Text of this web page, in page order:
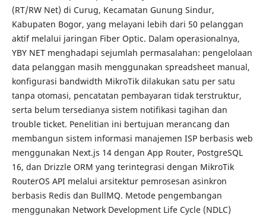
(RT/RW Net) di Curug, Kecamatan Gunung Sindur,
Kabupaten Bogor, yang melayani lebih dari 50 pelanggan
aktif melalui jaringan Fiber Optic. Dalam operasionalnya,
YBY NET menghadapi sejumlah permasalahan: pengelolaan
data pelanggan masih menggunakan spreadsheet manual,
konfigurasi bandwidth MikroTik dilakukan satu per satu
tanpa otomasi, pencatatan pembayaran tidak terstruktur,
serta belum tersedianya sistem notifikasi tagihan dan
trouble ticket. Penelitian ini bertujuan merancang dan
membangun sistem informasi manajemen ISP berbasis web
menggunakan Next.js 14 dengan App Router, PostgreSQL
16, dan Drizzle ORM yang terintegrasi dengan MikroTik
RouterOS API melalui arsitektur pemrosesan asinkron
berbasis Redis dan BullMQ. Metode pengembangan
menggunakan Network Development Life Cycle (NDLC)